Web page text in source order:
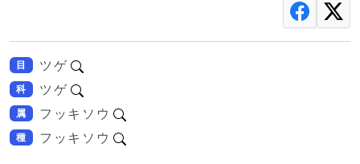
目 ツゲ
科 ツゲ
属 フッキソウ
種 フッキソウ